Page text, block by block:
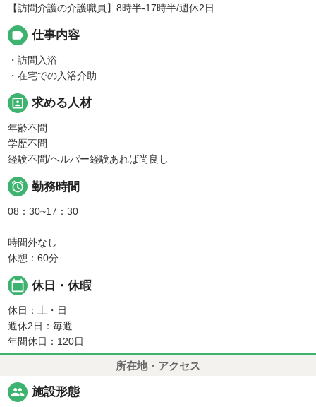
【訪問介護の介護職員】8時半-17時半/週休2日
label 仕事内容
・訪問入浴
・在宅での入浴介助
portrait 求める人材
年齢不問
学歴不問
経験不問/ヘルパー経験あれば尚良し
 勤務時間
08：30~17：30
時間外なし
休憩：60分
calendar_today 休日・休暇
休日：土・日
週休2日：毎週
年間休日：120日
所在地・アクセス
people 施設形態